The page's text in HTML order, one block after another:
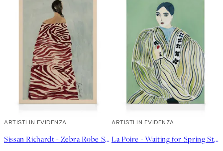
30%*
ARTISTI IN EVIDENZA
Sissan Richardt - Zebra Robe Stampa su Tela
30%*
ARTISTI IN EVIDENZA
La Poire - Waiting for Spring Stampa su Tela